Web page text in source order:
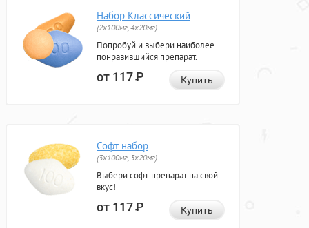
Набор Классический
(2x100мг, 4x20мг)
Попробуй и выбери наиболее
понравившийся препарат.
от 117Р Купить
Софт набор
(3x100мг, 3x20мг)
Выбери софт-препарат на свой
вкус!
от 117Р Купить